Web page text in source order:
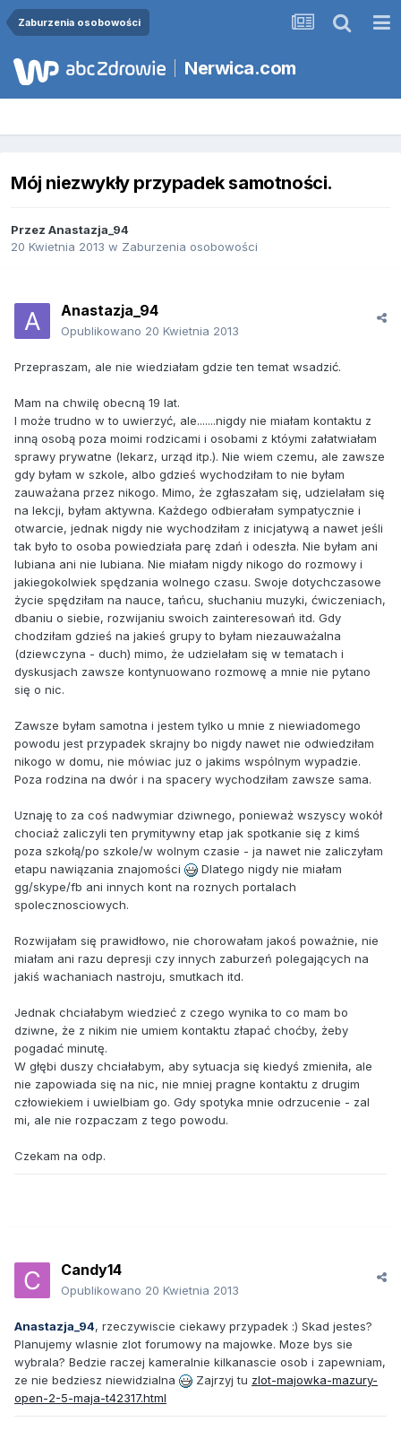
Zaburzenia osobowości
Nerwica.com
Mój niezwykły przypadek samotności.
Przez Anastazja_94
20 Kwietnia 2013 w Zaburzenia osobowości
Anastazja_94
Opublikowano 20 Kwietnia 2013
Przepraszam, ale nie wiedziałam gdzie ten temat wsadzić.
Mam na chwilę obecną 19 lat.
I może trudno w to uwierzyć, ale.......nigdy nie miałam kontaktu z
inną osobą poza moimi rodzicami i osobami z któymi załatwiałam
sprawy prywatne (lekarz, urząd itp.). Nie wiem czemu, ale zawsze
gdy byłam w szkole, albo gdzieś wychodziłam to nie byłam
zauważana przez nikogo. Mimo, że zgłaszałam się, udzielałam się
na lekcji, byłam aktywna. Każdego odbierałam sympatycznie i
otwarcie, jednak nigdy nie wychodziłam z inicjatywą a nawet jeśli
tak było to osoba powiedziała parę zdań i odeszła. Nie byłam ani
lubiana ani nie lubiana. Nie miałam nigdy nikogo do rozmowy i
jakiegokolwiek spędzania wolnego czasu. Swoje dotychczasowe
życie spędziłam na nauce, tańcu, słuchaniu muzyki, ćwiczeniach,
dbaniu o siebie, rozwijaniu swoich zainteresowań itd. Gdy
chodziłam gdzieś na jakieś grupy to byłam niezauważalna
(dziewczyna - duch) mimo, że udzielałam się w tematach i
dyskusjach zawsze kontynuowano rozmowę a mnie nie pytano
się o nic.
Zawsze byłam samotna i jestem tylko u mnie z niewiadomego
powodu jest przypadek skrajny bo nigdy nawet nie odwiedziłam
nikogo w domu, nie mówiac juz o jakims wspólnym wypadzie.
Poza rodzina na dwór i na spacery wychodziłam zawsze sama.
Uznaję to za coś nadwymiar dziwnego, ponieważ wszyscy wokół
chociaż zaliczyli ten prymitywny etap jak spotkanie się z kimś
poza szkołą/po szkole/w wolnym czasie - ja nawet nie zaliczyłam
etapu nawiązania znajomości
Dlatego nigdy nie miałam
gg/skype/fb ani innych kont na roznych portalach
spolecznosciowych.
Rozwijałam się prawidłowo, nie chorowałam jakoś poważnie, nie
miałam ani razu depresji czy innych zaburzeń polegających na
jakiś wachaniach nastroju, smutkach itd.
Jednak chciałabym wiedzieć z czego wynika to co mam bo
dziwne, że z nikim nie umiem kontaktu złapać choćby, żeby
pogadać minutę.
W głębi duszy chciałabym, aby sytuacja się kiedyś zmieniła, ale
nie zapowiada się na nic, nie mniej pragne kontaktu z drugim
człowiekiem i uwielbiam go. Gdy spotyka mnie odrzucenie - zal
mi, ale nie rozpaczam z tego powodu.
Czekam na odp.
Candy14
Opublikowano 20 Kwietnia 2013
Anastazja_94, rzeczywiscie ciekawy przypadek :) Skad jestes?
Planujemy wlasnie zlot forumowy na majowke. Moze bys sie
wybrala? Bedzie raczej kameralnie kilkanascie osob i zapewniam,
ze nie bedziesz niewidzialna
Zajrzyj tu zlot-majowka-mazury-
open-2-5-maja-t42317.html